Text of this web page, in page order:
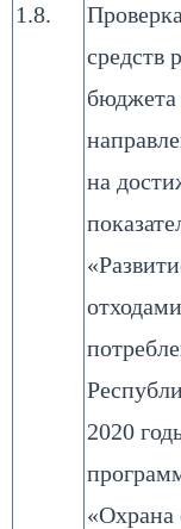
1.8.
средств
бюджета
на
2020